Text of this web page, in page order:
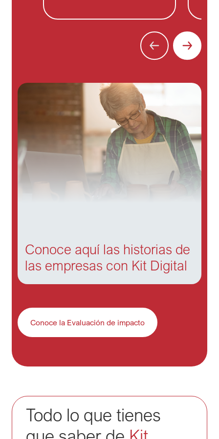
Conoce aquí las historias de
las empresas con Kit Digital
Conoce la Evaluación de impacto
Título
Todo lo que tienes